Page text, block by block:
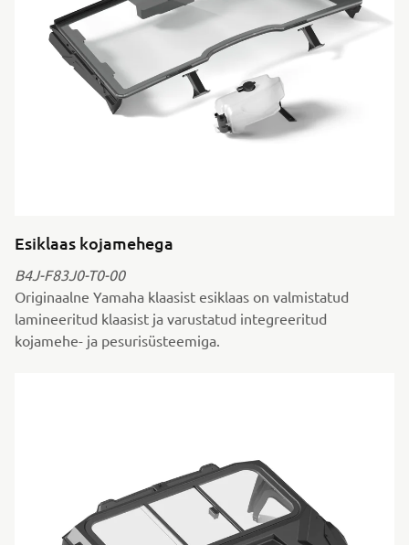
Esiklaas kojamehega
B4J-F83J0-T0-00
Originaalne Yamaha klaasist esiklaas on valmistatud
lamineeritud klaasist ja varustatud integreeritud
kojamehe- ja pesurisüsteemiga.